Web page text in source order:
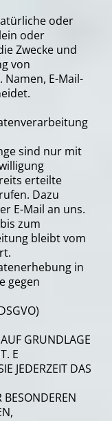
oder
oder
Zwecke und
von
E-Mail-
sind nur mit
erteilte
Dazu
E-Mail an uns.
zum
bleibt vom
in
gegen
GRUNDLAGE
E
JEDERZEIT DAS